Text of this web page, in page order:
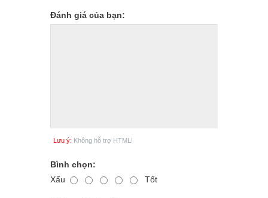
Đánh giá của bạn:
Lưu ý: Không hỗ trợ HTML!
Bình chọn:
Xấu
Tốt